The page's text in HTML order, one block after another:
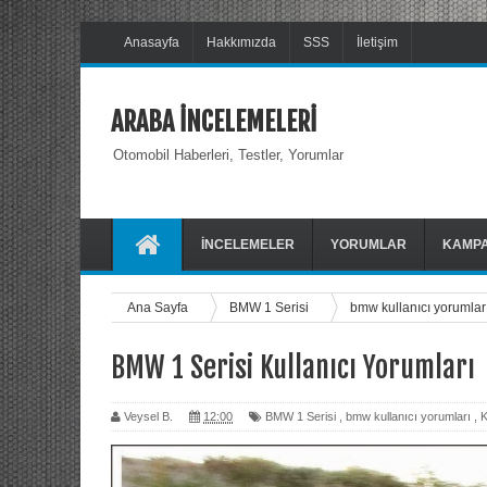
Anasayfa Hakkımızda SSS İletişim
ARABA İNCELEMELERİ
Otomobil Haberleri, Testler, Yorumlar
İNCELEMELER YORUMLAR
Ana Sayfa BMW 1 Serisi bmw kullanıcı
BMW 1 Serisi Kullanıcı Yorumları
Veysel B. 12:00 BMW 1 Serisi bmw kullanıcı yorumları